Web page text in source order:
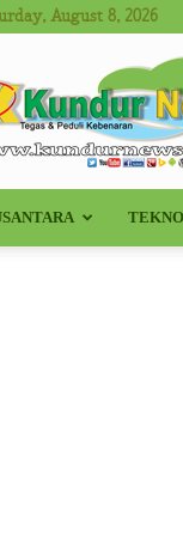
August 8, 2026
Kundur